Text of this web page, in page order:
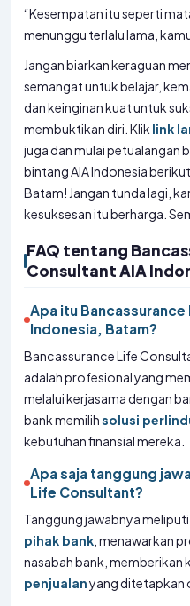
“Kesempatan itu seperti
menunggu terlalu lama,
Jangan biarkan keraguan
semangat untuk belajar,
dan keinginan kuat untuk
membuktikan diri. Klik link
juga dan mulai petualangan
bintang AIA Indonesia
Batam! Jangan tunda lagi,
kesuksesan itu berharga.
FAQ tentang
Consultant AIA
Apa itu
Indonesia, Batam?
Bancassurance Life
adalah profesional yang
melalui kerjasama dengan
bank memilihsolusi
kebutuhan finansial mereka.
Apa saja tanggung
Life Consultant?
Tanggung jawabnya
pihak bank , menawarkan
nasabah bank,
penjualanyang ditetapkan